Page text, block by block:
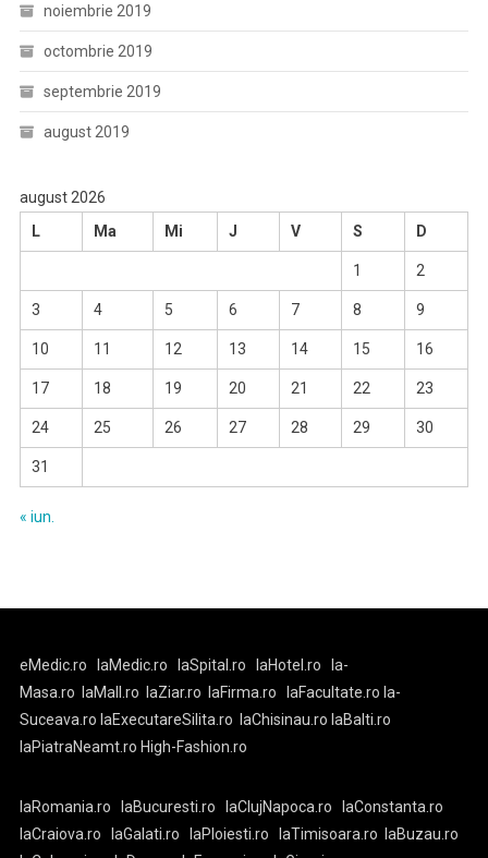
noiembrie 2019
octombrie 2019
septembrie 2019
august 2019
august 2026
L
Ma Mi J V S D
1 2
3 4 5 6 7 8 9
10 11 12 13 14 15 16
17 18 19 20 21 22 23
24 25 26 27 28 29 30
31
« iun.
eMedic.ro laMedic.ro laSpital.ro laHotel.ro
la-
Masa.ro
laMall.ro laZiar.ro laFirma.ro laFacultate.ro la-
Suceava.ro laExecutareSilita.ro laChisinau.ro laBalti.ro
laPiatraNeamt.ro High-Fashion.ro
laRomania.ro laBucuresti.ro laClujNapoca.ro
laConstanta.ro
laCraiova.ro
laGalati.ro laPloiesti.ro laTimisoara.ro
laBuzau.ro